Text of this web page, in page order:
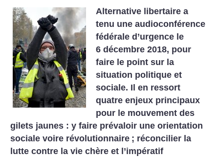
Alternative libertaire a
tenu une audioconférence
fédérale d’urgence le
6 décembre 2018, pour
faire le point sur la
situation politique et
sociale. Il en ressort
quatre enjeux principaux
pour le mouvement des
gilets jaunes : y faire prévaloir une orientation
sociale voire révolutionnaire ; réconcilier la
lutte contre la vie chère et l’impératif